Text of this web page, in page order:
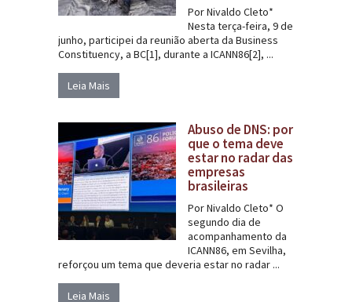
Por Nivaldo Cleto*
Nesta terça-feira, 9 de
junho, participei da reunião aberta da Business
Constituency, a BC[1], durante a ICANN86[2], ...
Leia Mais
Abuso de DNS: por
que o tema deve
estar no radar das
empresas
brasileiras
Por Nivaldo Cleto* O
segundo dia de
acompanhamento da
ICANN86, em Sevilha,
reforçou um tema que deveria estar no radar ...
Leia Mais